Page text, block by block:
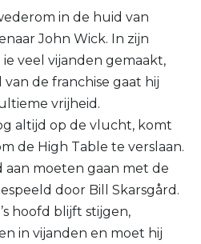
in de huid van
John Wick. In zijn
veel vijanden gemaakt,
de franchise gaat hij
vrijheid.
altijd op de vlucht, komt
de High Table te verslaan.
aan moeten gaan met de
door Bill Skarsgård.
hoofd blijft stijgen,
in vijanden en moet hij